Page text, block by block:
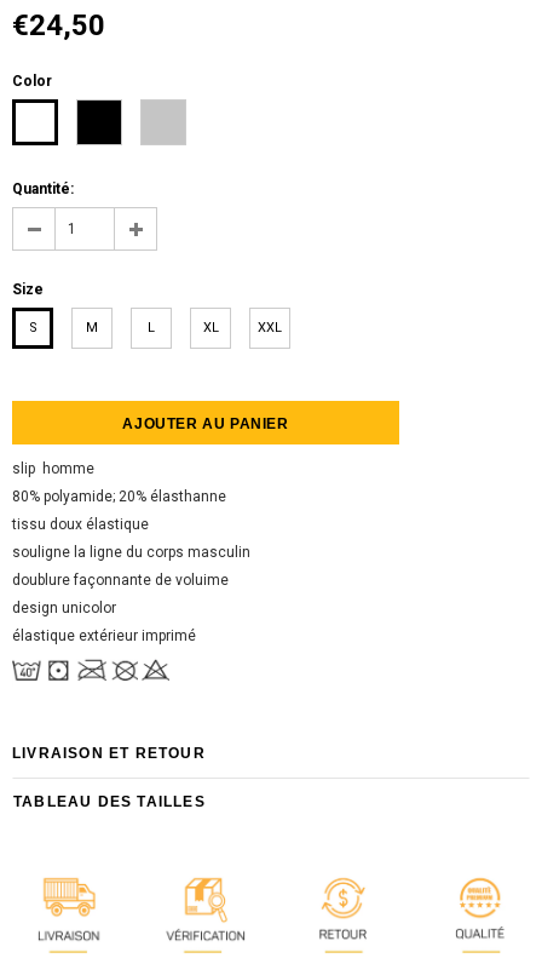
€24,50
Color
Quantité:
Size
S M L XL XXL
slip homme
80% polyamide; 20% élasthanne
tissu doux élastique
souligne la ligne du corps masculin
doublure façonnante de voluime
design unicolor
élastique extérieur imprimé
LIVRAISON ET RETOUR
TABLEAU DES TAILLES